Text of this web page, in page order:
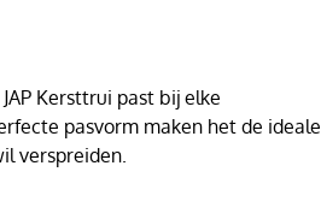
Kersttrui past bij elke
pasvorm maken het de ideale
verspreiden.